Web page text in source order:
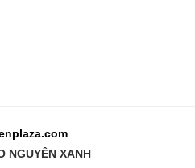
NGUYÊN XANH